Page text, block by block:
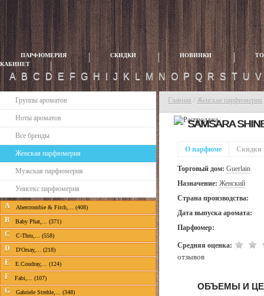
ПАРФЮМЕРИЯ СКИДКИ НОВИНКИ
КАБИНЕТ
A B C D E F G H I J K L M N O P Q R S T U V
Группы ароматов
Ноты ароматов
Все бренды
Женская парфюмерия
Мужская парфюмерия
Унисекс парфюмерия
A Abercrombie & Fitch,... (408)
B Baby Phat,... (371)
C C-Thru,... (558)
D D'Orsay,... (218)
E E.Coudray,... (124)
F Fabi,... (107)
G Gabriele Strehle,... (348)
Главная / Женская парфюмерия
SAMSARA
О парфюме
Торговый дом: Guerlain
Назначение: Женский
Страна производства:
Дата выпуска аромата:
Парфюмер:
Средняя оценка:
отзывов
Скидки
ОБЪЕМЫ И